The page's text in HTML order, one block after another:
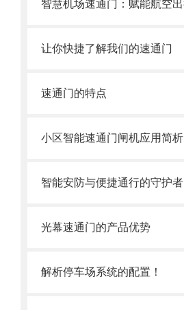
让你快捷了解我们的速通门
速通门的特点
小区智能速通门闸机应用简析
光幕速通门的产品优势
解析停车场系统的配置！